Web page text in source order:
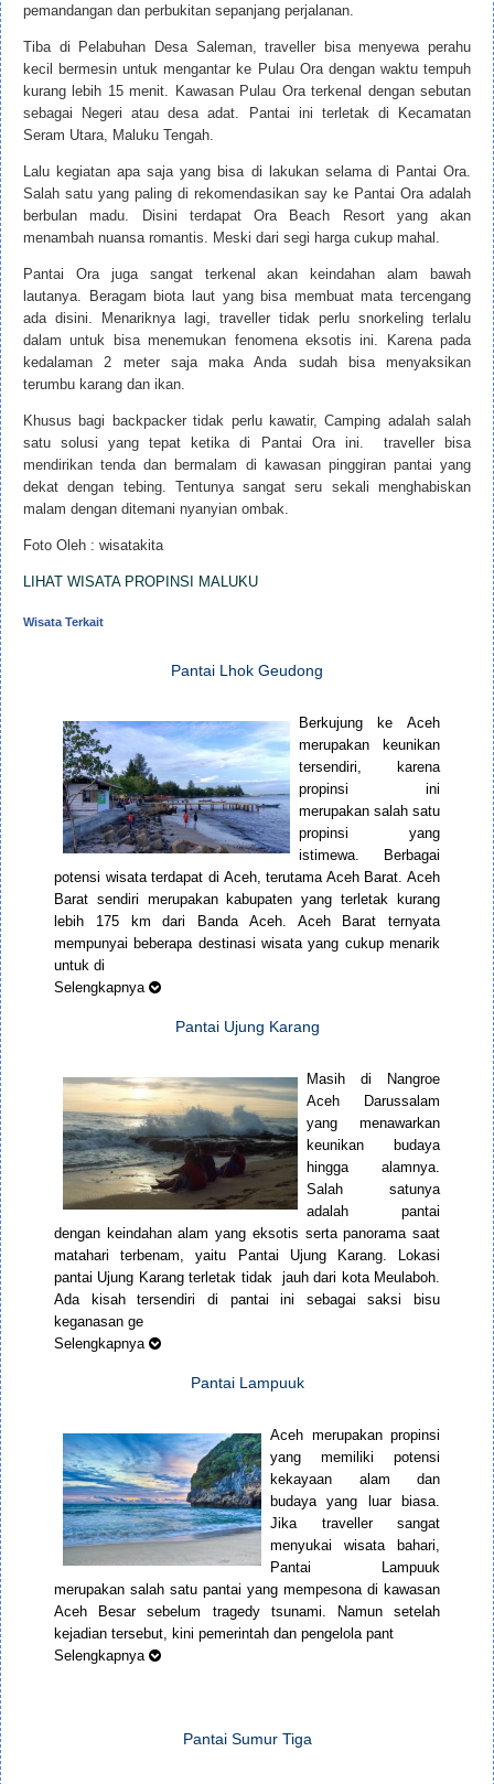
pemandangan dan perbukitan sepanjang perjalanan.
Tiba di Pelabuhan Desa Saleman, traveller bisa menyewa perahu
kecil bermesin untuk mengantar ke Pulau Ora dengan waktu tempuh
kurang lebih 15 menit. Kawasan Pulau Ora terkenal dengan sebutan
sebagai Negeri atau desa adat. Pantai ini terletak di Kecamatan
Seram Utara, Maluku Tengah.
Lalu kegiatan apa saja yang bisa di lakukan selama di Pantai Ora.
Salah satu yang paling di rekomendasikan say ke Pantai Ora adalah
berbulan madu. Disini terdapat Ora Beach Resort yang akan
menambah nuansa romantis. Meski dari segi harga cukup mahal.
Pantai Ora juga sangat terkenal akan keindahan alam bawah
lautanya. Beragam biota laut yang bisa membuat mata tercengang
ada disini. Menariknya lagi, traveller tidak perlu snorkeling terlalu
dalam untuk bisa menemukan fenomena eksotis ini. Karena pada
kedalaman 2 meter saja maka Anda sudah bisa menyaksikan
terumbu karang dan ikan.
Khusus bagi backpacker tidak perlu kawatir, Camping adalah salah
satu solusi yang tepat ketika di Pantai Ora ini. traveller bisa
mendirikan tenda dan bermalam di kawasan pinggiran pantai yang
dekat dengan tebing. Tentunya sangat seru sekali menghabiskan
malam dengan ditemani nyanyian ombak.
Foto Oleh : wisatakita
LIHAT WISATA PROPINSI MALUKU
Wisata Terkait
Pantai Lhok Geudong
Berkujung ke Aceh
merupakan keunikan
tersendiri, karena
propinsi ini
merupakan salah satu
propinsi yang
istimewa. Berbagai
potensi wisata terdapat di Aceh, terutama Aceh Barat. Aceh
Barat sendiri merupakan kabupaten yang terletak kurang
lebih 175 km dari Banda Aceh. Aceh Barat ternyata
mempunyai beberapa destinasi wisata yang cukup menarik
untuk di
Selengkapnya
Pantai Ujung Karang
Masih di Nangroe
Aceh Darussalam
yang menawarkan
keunikan budaya
hingga alamnya.
Salah satunya
adalah pantai
dengan keindahan alam yang eksotis serta panorama saat
matahari terbenam, yaitu Pantai Ujung Karang. Lokasi
pantai Ujung Karang terletak tidak jauh dari kota Meulaboh.
Ada kisah tersendiri di pantai ini sebagai saksi bisu
keganasan ge
Selengkapnya
Pantai Lampuuk
Aceh merupakan propinsi
yang memiliki potensi
kekayaan alam dan
budaya yang luar biasa.
Jika traveller sangat
menyukai wisata bahari,
Pantai Lampuuk
merupakan salah satu pantai yang mempesona di kawasan
Aceh Besar sebelum tragedy tsunami. Namun setelah
kejadian tersebut, kini pemerintah dan pengelola pant
Selengkapnya
Pantai Sumur Tiga